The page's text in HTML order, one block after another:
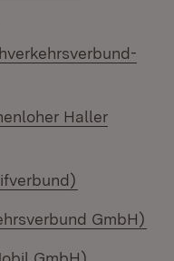
Haller
GmbH)